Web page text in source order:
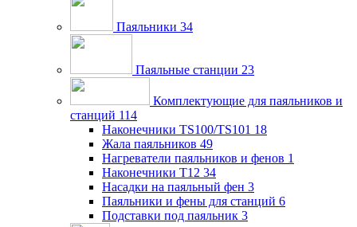
Паяльники 34
Паяльные станции 23
Комплектующие для паяльников и
станций 114
Наконечники TS100/TS101 18
Жала паяльников 49
Нагреватели паяльников и фенов 1
Наконечники T12 34
Насадки на паяльный фен 3
Паяльники и фены для станций 6
Подставки под паяльник 3